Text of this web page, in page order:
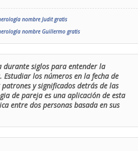
nombre Judit gratis
nombre Guillermo gratis
siglos para entender la
los números en la fecha de
y significados detrás de las
de pareja es una aplicación de esta
entre dos personas basada en sus